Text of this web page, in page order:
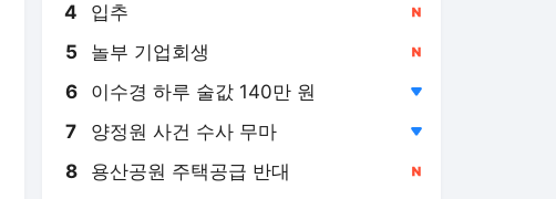
4 입추
5 놀부 기업회생
6 이수경 하루 술값 140만 원
7 양정원 사건 수사 무마
8 용산공원 주택공급 반대